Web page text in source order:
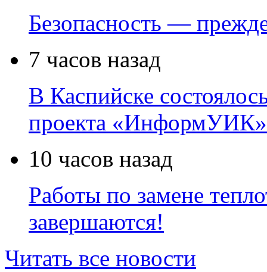
Безопасность —
7 часов назад
В Каспийске
проекта «ИнформУИК»
10 часов назад
Работы по замене
завершаются!
Читать все новости